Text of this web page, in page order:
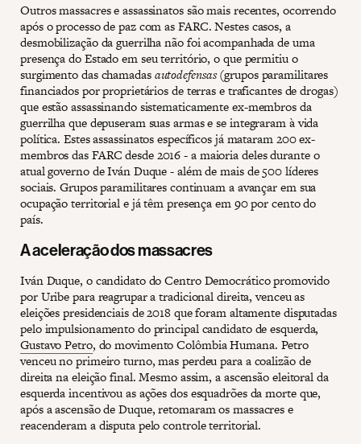
Outros massacres e assassinatos são mais recentes, ocorrendo
após o processo de paz com as FARC. Nestes casos, a
desmobilização da guerrilha não foi acompanhada de uma
presença do Estado em seu território, o que permitiu o
surgimento das chamadasautodefensas(grupos paramilitares
financiados por proprietários de terras e traficantes de drogas)
que estão assassinando sistematicamente ex-membros da
guerrilha que depuseram suas armas e se integraram à vida
política. Estes assassinatos específicos já mataram 200 ex-
membros das FARC desde 2016 - a maioria deles durante o
atual governo de Iván Duque - além de mais de 500 líderes
sociais. Grupos paramilitares continuam a avançar em sua
ocupação territorial e já têm presença em 90 por cento do
país.
A aceleração dos massacres
Iván Duque, o candidato do Centro Democrático promovido
por Uribe para reagrupar a tradicional direita, venceu as
eleições presidenciais de 2018 que foram altamente disputadas
pelo impulsionamento do principal candidato de esquerda,
Gustavo Petro, do movimento Colômbia Humana. Petro
venceu no primeiro turno, mas perdeu para a coalizão de
direita na eleição final. Mesmo assim, a ascensão eleitoral da
esquerda incentivou as ações dos esquadrões da morte que,
após a ascensão de Duque, retomaram os massacres e
reacenderam a disputa pelo controle territorial.